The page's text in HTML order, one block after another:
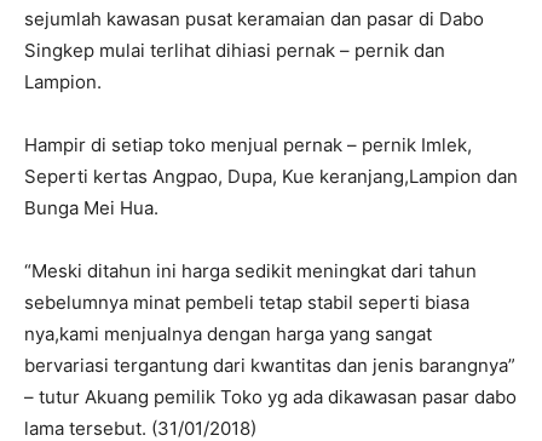
sejumlah kawasan pusat keramaian dan pasar di Dabo
Singkep mulai terlihat dihiasi pernak – pernik dan
Lampion.
Hampir di setiap toko menjual pernak – pernik Imlek,
Seperti kertas Angpao, Dupa, Kue keranjang,Lampion dan
Bunga Mei Hua.
“Meski ditahun ini harga sedikit meningkat dari tahun
sebelumnya minat pembeli tetap stabil seperti biasa
nya,kami menjualnya dengan harga yang sangat
bervariasi tergantung dari kwantitas dan jenis barangnya”
– tutur Akuang pemilik Toko yg ada dikawasan pasar dabo
lama tersebut. (31/01/2018)